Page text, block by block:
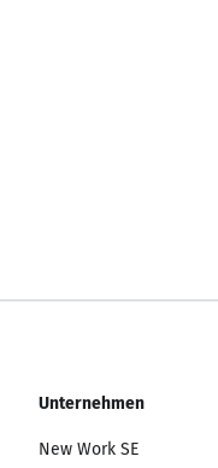
Unternehmen
New Work SE